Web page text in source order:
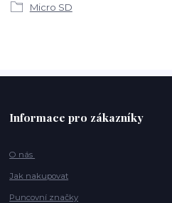
Micro SD
Informace pro zákazníky
O nás
Jak nakupovat
Puncovní značky